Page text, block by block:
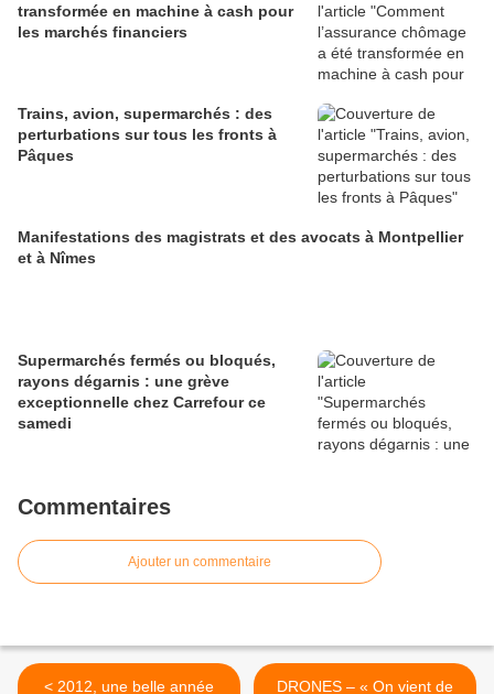
transformée en machine à cash pour
les marchés financiers
Trains, avion, supermarchés : des
perturbations sur tous les fronts à
Pâques
Manifestations des magistrats et des avocats à Montpellier
et à Nîmes
Supermarchés fermés ou bloqués,
rayons dégarnis : une grève
exceptionnelle chez Carrefour ce
samedi
Commentaires
Ajouter un commentaire
< 2012, une belle année DRONES – « On vient de